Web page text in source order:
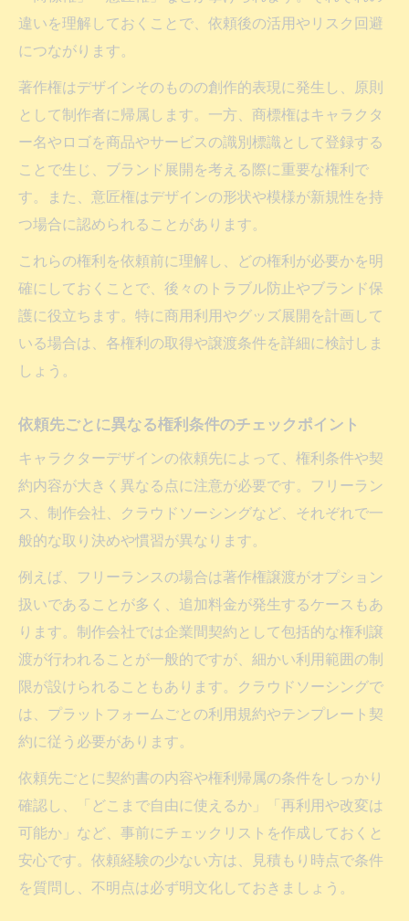
キャラクターデザイン依頼時の修正回数と
権利の関係性
違いを理解しておくことで、依頼後の活用やリスク回避
につながります。
著作権はデザインそのものの創作的表現に発生し、原則
として制作者に帰属します。一方、商標権はキャラクタ
ー名やロゴを商品やサービスの識別標識として登録する
ことで生じ、ブランド展開を考える際に重要な権利で
す。また、意匠権はデザインの形状や模様が新規性を持
つ場合に認められることがあります。
これらの権利を依頼前に理解し、どの権利が必要かを明
確にしておくことで、後々のトラブル防止やブランド保
護に役立ちます。特に商用利用やグッズ展開を計画して
いる場合は、各権利の取得や譲渡条件を詳細に検討しま
しょう。
依頼先ごとに異なる権利条件のチェックポイント
キャラクターデザインの依頼先によって、権利条件や契
約内容が大きく異なる点に注意が必要です。フリーラン
ス、制作会社、クラウドソーシングなど、それぞれで一
般的な取り決めや慣習が異なります。
例えば、フリーランスの場合は著作権譲渡がオプション
扱いであることが多く、追加料金が発生するケースもあ
ります。制作会社では企業間契約として包括的な権利譲
渡が行われることが一般的ですが、細かい利用範囲の制
限が設けられることもあります。クラウドソーシングで
は、プラットフォームごとの利用規約やテンプレート契
約に従う必要があります。
依頼先ごとに契約書の内容や権利帰属の条件をしっかり
確認し、「どこまで自由に使えるか」「再利用や改変は
可能か」など、事前にチェックリストを作成しておくと
安心です。依頼経験の少ない方は、見積もり時点で条件
を質問し、不明点は必ず明文化しておきましょう。